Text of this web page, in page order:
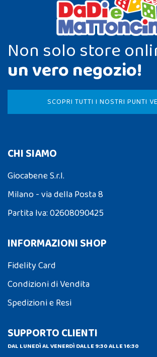
Non solo store
un vero negozio!
SCOPRI TUTTI I NOSTRI PUNTI
CHI SIAMO
Giocabene S.r.l.
Milano - via della Posta 8
Partita Iva: 02608090425
INFORMAZIONI SHOP
Fidelity Card
Condizioni di Vendita
Spedizioni e Resi
SUPPORTO CLIENTI
DAL LUNEDÌ AL VENERDÌ DALLE 9:30 ALLE 16:30